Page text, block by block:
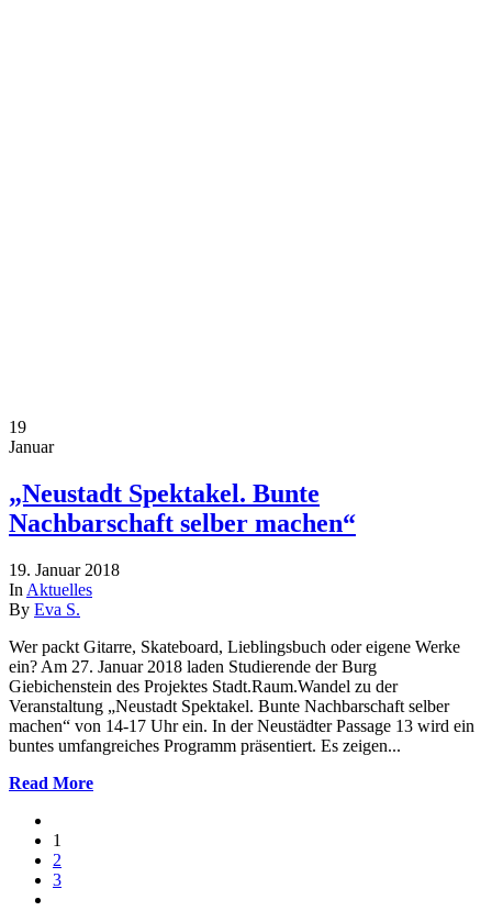
19
Januar
„Neustadt Spektakel. Bunte
Nachbarschaft selber machen“
19. Januar 2018
In Aktuelles
By Eva S.
Wer packt Gitarre, Skateboard, Lieblingsbuch oder eigene Werke
ein? Am 27. Januar 2018 laden Studierende der Burg
Giebichenstein des Projektes Stadt.Raum.Wandel zu der
Veranstaltung „Neustadt Spektakel. Bunte Nachbarschaft selber
machen“ von 14-17 Uhr ein. In der Neustädter Passage 13 wird ein
buntes umfangreiches Programm präsentiert. Es zeigen...
Read More
1
2
3